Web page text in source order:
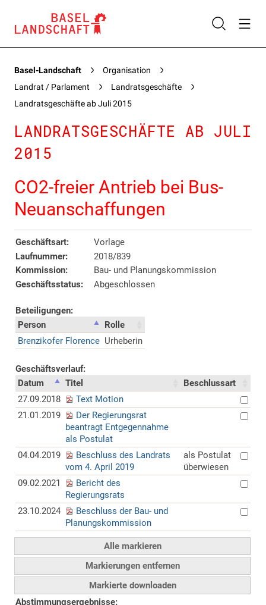
Basel-Landschaft
Organisation
Landrat / Parlament
Landratsgeschäfte
Landratsgeschäfte ab Juli 2015
LANDRATSGESCHÄFTE AB JULI
2015